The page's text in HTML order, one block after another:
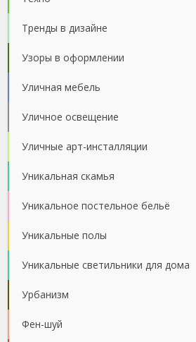
Тренды в дизайне
Узоры в оформлении
Уличная мебель
Уличное освещение
Уличные арт-инсталляции
Уникальная скамья
Уникальное постельное бельё
Уникальные полы
Уникальные светильники для дома
Урбанизм
Фен-шуй